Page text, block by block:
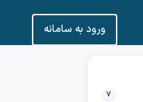
ورود به سامانه
7